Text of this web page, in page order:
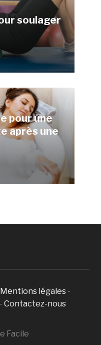
soulager
pour une
après une
Mentions légales -
- Contactez-nous
Facile